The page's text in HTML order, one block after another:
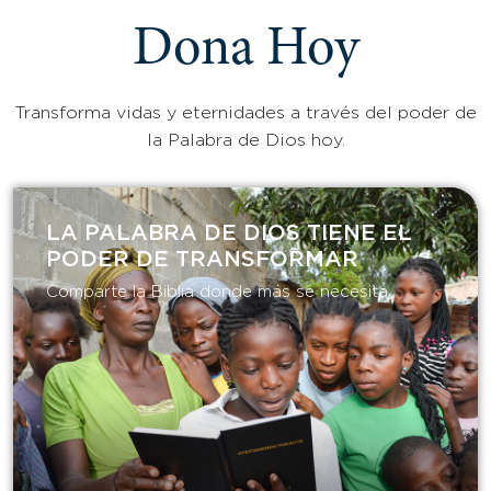
Dona Hoy
Transforma vidas y eternidades a través del poder de
la Palabra de Dios hoy.
LA PALABRA DE DIOS TIENE EL
PODER DE TRANSFORMAR​
Comparte la Biblia donde más se necesita.